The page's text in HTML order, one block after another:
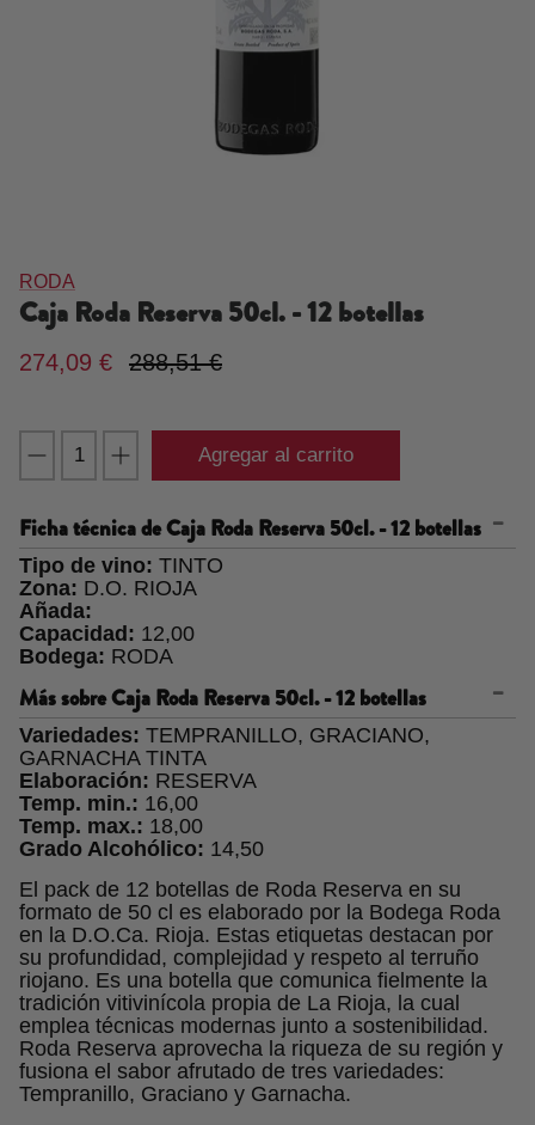
RODA
Caja Roda Reserva 50cl. - 12 botellas
274,09 € 288,51 €
Agregar al carrito
Ficha técnica deCaja Roda Reserva 50cl. - 12 botellas
Tipo de vino: TINTO
Zona: D.O. RIOJA
Añada:
Capacidad: 12,00
Bodega: RODA
Más sobreCaja Roda Reserva 50cl. - 12 botellas
Variedades: TEMPRANILLO, GRACIANO,
GARNACHA TINTA
Elaboración: RESERVA
Temp. min.: 16,00
Temp. max.: 18,00
Grado Alcohólico: 14,50
El pack de 12 botellas de Roda Reserva en su
formato de 50 cl es elaborado por la Bodega Roda
en la D.O.Ca. Rioja. Estas etiquetas destacan por
su profundidad, complejidad y respeto al terruño
riojano. Es una botella que comunica fielmente la
tradición vitivinícola propia de La Rioja, la cual
emplea técnicas modernas junto a sostenibilidad.
Roda Reserva aprovecha la riqueza de su región y
fusiona el sabor afrutado de tres variedades:
Tempranillo, Graciano y Garnacha.